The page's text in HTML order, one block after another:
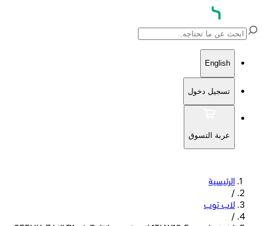
English
تسجيل دخول
عربة التسوق
الرئيسية
/
لاب توب
/